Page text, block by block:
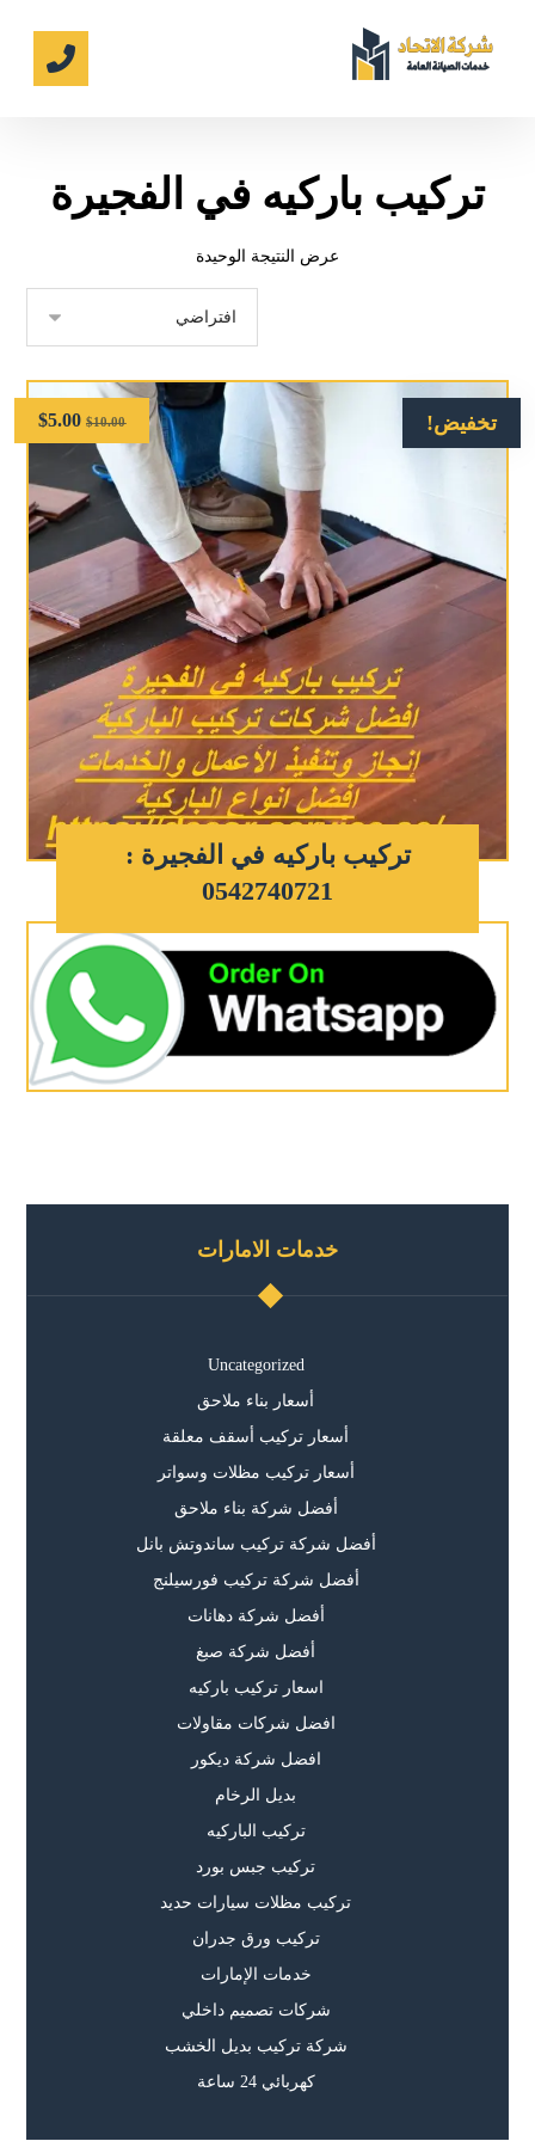
تركيب باركيه في الفجيرة
عرض النتيجة الوحيدة
تخفيض!
تركيب باركيه في الفجيرة :
0542740721
$10.00
$5.00
خدمات الامارات
Uncategorized
أسعار بناء ملاحق
أسعار تركيب أسقف معلقة
أسعار تركيب مظلات وسواتر
أفضل شركة بناء ملاحق
أفضل شركة تركيب ساندوتش بانل
أفضل شركة تركيب فورسيلنج
أفضل شركة دهانات
أفضل شركة صبغ
اسعار تركيب باركيه
افضل شركات مقاولات
افضل شركة ديكور
بديل الرخام
تركيب الباركيه
تركيب جبس بورد
تركيب مظلات سيارات حديد
تركيب ورق جدران
خدمات الإمارات
شركات تصميم داخلي
شركة تركيب بديل الخشب
كهربائي 24 ساعة